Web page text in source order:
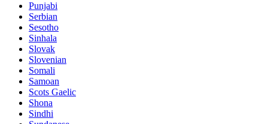
Punjabi
Serbian
Sesotho
Sinhala
Slovak
Slovenian
Somali
Samoan
Scots Gaelic
Shona
Sindhi